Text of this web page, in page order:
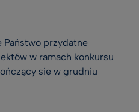
przydatne
w ramach konkursu
się w grudniu